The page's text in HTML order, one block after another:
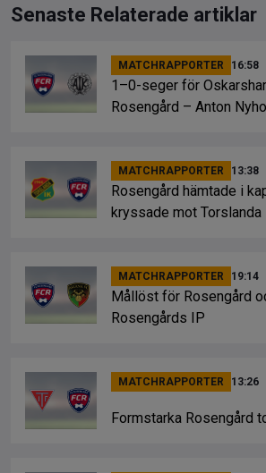
Senaste Relaterade artiklar
MATCHRAPPORTER 16:58
1–0-seger för
Rosengård – Anton
MATCHRAPPORTER 13:38
Rosengård hämtade i
kryssade mot Torslanda
MATCHRAPPORTER 19:14
Mållöst för Rosengård
Rosengårds IP
MATCHRAPPORTER 13:26
Formstarka Rosengård